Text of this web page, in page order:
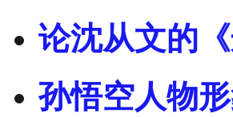
论沈从文的
孙悟空人物